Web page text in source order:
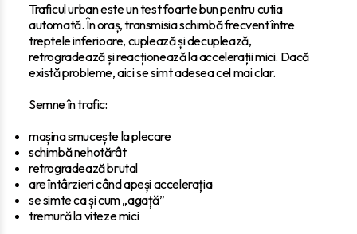
Traficul urban este un test foarte bun pentru cutia
automată. În oraș, transmisia schimbă frecvent între
treptele inferioare, cuplează și decuplează,
retrogradează și reacționează la accelerații mici. Dacă
există probleme, aici se simt adesea cel mai clar.
Semne în trafic:
mașina smucește la plecare
schimbă nehotărât
retrogradează brutal
are întârzieri când apeși accelerația
se simte ca și cum „agață”
tremură la viteze mici